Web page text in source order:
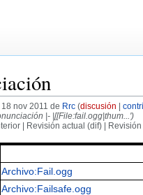
nov 2011 de Rrc (discusión
|- |[[File:fail.ogg|thum...')
| Revisión actual (dif) |
Archivo:Fail.ogg
Archivo:Failsafe.ogg